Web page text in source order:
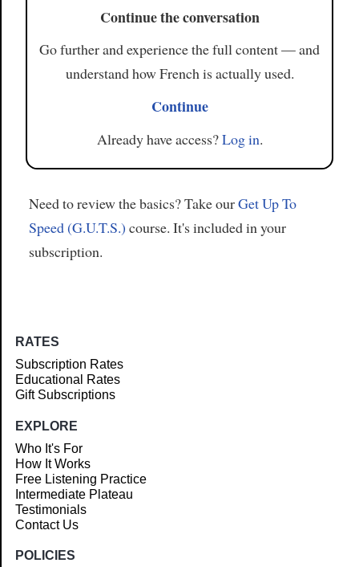
Continue the conversation
Go further and experience the full content — and
understand how French is actually used.
Continue
Already have access?Log in.
Need to review the basics? Take ourGet Up To
Speed (G.U.T.S.) course. It's included in your
subscription.
RATES
Subscription Rates
Educational Rates
Gift Subscriptions
EXPLORE
Who It's For
How It Works
Free Listening Practice
Intermediate Plateau
Testimonials
Contact Us
POLICIES